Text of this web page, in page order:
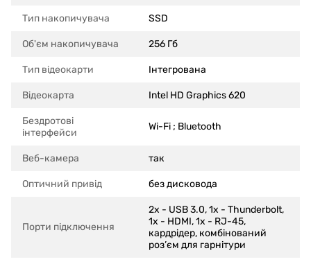
Тип накопичувача SSD
Об'єм накопичувача 256 Гб
Тип відеокарти Інтегрована
Відеокарта Intel HD Graphics 620
Бездротові
інтерфейси
Wi-Fi ; Bluetooth
Веб-камера так
Оптичний привід без дисковода
Порти підключення
2x - USB 3.0, 1x - Thunderbolt,
1x - HDMI, 1x - RJ-45,
кардрідер, комбінований
роз’єм для гарнітури